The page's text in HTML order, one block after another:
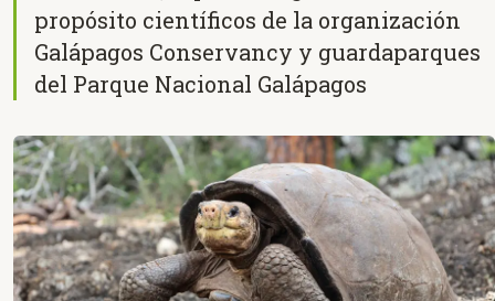
propósito científicos de la organización
Galápagos Conservancy y guardaparques
del Parque Nacional Galápagos